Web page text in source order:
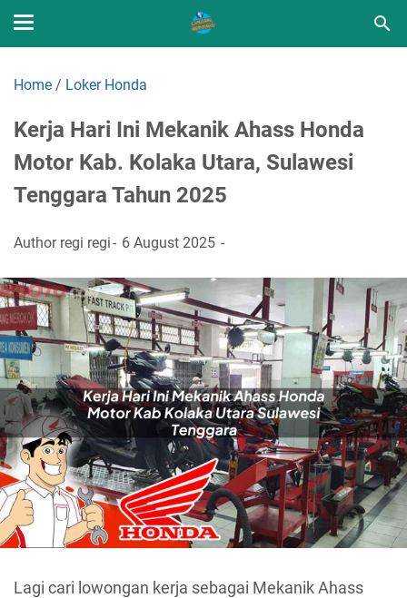
Home / Loker Honda
Kerja Hari Ini Mekanik Ahass Honda
Motor Kab. Kolaka Utara, Sulawesi
Tenggara Tahun 2025
Author regi regi 6 August 2025
Lagi cari lowongan kerja sebagai Mekanik Ahass